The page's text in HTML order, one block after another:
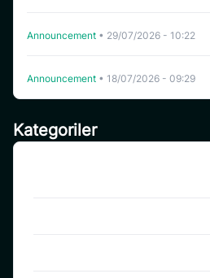
Kategoriler
Announcement • 29/07/2026 - 10:22
Announcement • 18/07/2026 - 09:29